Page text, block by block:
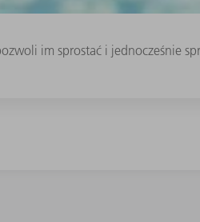
im sprostać i jednocześnie